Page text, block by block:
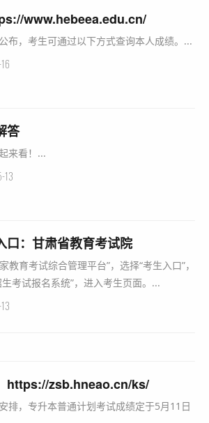
www.hebeea.edu.cn/
布，考生可通过以下方式查询本人成绩。...
答
来看！...
13
口：甘肃省教育考试院
育考试综合管理平台”，选择“考生入口”，
考试报名系统”，进入考生页面。...
https://zsb.hneao.cn/ks/
排，专升本普通计划考试成绩定于5月11日